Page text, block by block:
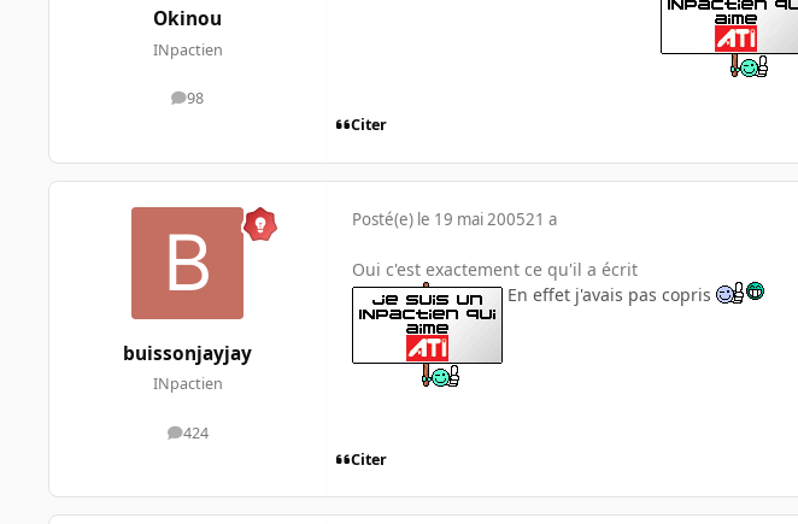
Okinou
INpactien
98
messages
Citer
buissonjayjay
INpactien
424
messages
Posté(e) le 19 mai 200521 a
Oui c'est exactement ce qu'il a écrit
En effet j'avais pas copris
Citer